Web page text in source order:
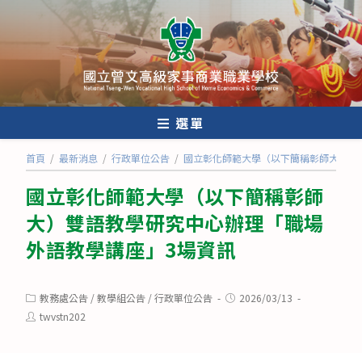
內
選單
首頁 / 最新消息 / 行政單位公告 / 國立彰化師範大學（以下簡稱彰師大）
國立彰化師範大學（以下簡稱彰師
大）雙語教學研究中心辦理「職場
外語教學講座」3場資訊
Post
category:
教務處公告 /教學組公告 /行政單位公告
Post2026/03/13
Posttwvstn202